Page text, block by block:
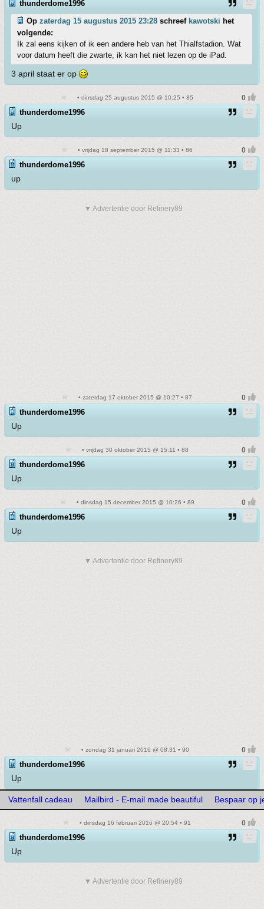
thunderdome1996
Op zaterdag 15 augustus 2015 23:28 schreef kawotski het
volgende:
Ik zal eens kijken of ik een andere heb van het Thialfstadion. Wat
voor datum heeft die zwarte, ik kan het niet lezen op de iPad.
3 april staat er op
• dinsdag 25 augustus 2015 @ 10:25 • 85
thunderdome1996
Up
• vrijdag 18 september 2015 @ 11:33 • 86
thunderdome1996
up
▼ Advertentie door Refinery89
• zaterdag 17 oktober 2015 @ 10:27 • 87
thunderdome1996
Up
• vrijdag 30 oktober 2015 @ 15:11 • 88
thunderdome1996
Up
• dinsdag 15 december 2015 @ 10:26 • 89
thunderdome1996
Up
▼ Advertentie door Refinery89
• zondag 31 januari 2016 @ 08:31 • 90
thunderdome1996
Up
Vattenfall cadeau Mailbird - E-mail made beautiful Bespaar op
• dinsdag 16 februari 2016 @ 20:54 • 91
thunderdome1996
Up
▼ Advertentie door Refinery89